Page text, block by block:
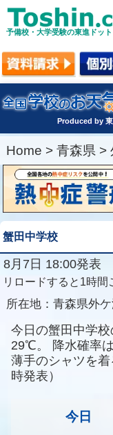
予備校・大学受験の東進ドッ
Produced by
Home > 青森県 >
蟹田中学校
8月7日 18:00発表
リロードすると1時間
所在地： 青森県外
今日の蟹田中学
29℃。
降水確率は
薄手のシャツを
時発表）
今日